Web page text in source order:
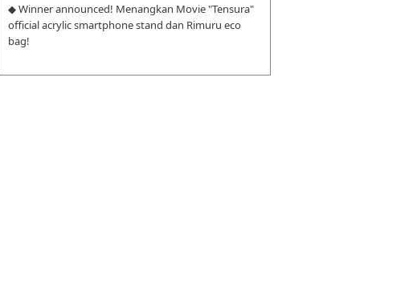
◆ Winner announced! Menangkan Movie "Tensura"
official acrylic smartphone stand dan Rimuru eco
bag!